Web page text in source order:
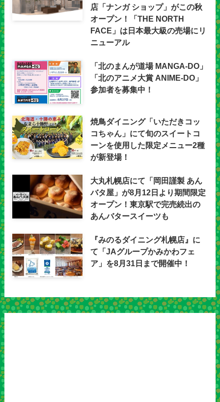
店「ナンガ ショップ」がこの秋
オープン！「THE NORTH
FACE」は日本最大級の売場にリ
ニューアル
「北のまんが道場 MANGA-DO」
「北のアニメ大賞 ANIME-DO」
参加者を募集中！
焼鳥ダイニング「いただきコッ
コちゃん」にて旬のスイートコ
ーンを使用した限定メニュー2種
が新登場！
大丸札幌店にて「岡田謹製 あん
バタ屋」が8月12日より期間限定
オープン！東京駅で完売続出の
あんバタースイーツも
『みのるダイニング札幌店』に
て「JAグループかみかわフェ
ア」を8月31日まで開催中！